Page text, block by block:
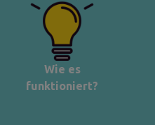
Wie es
funktioniert?